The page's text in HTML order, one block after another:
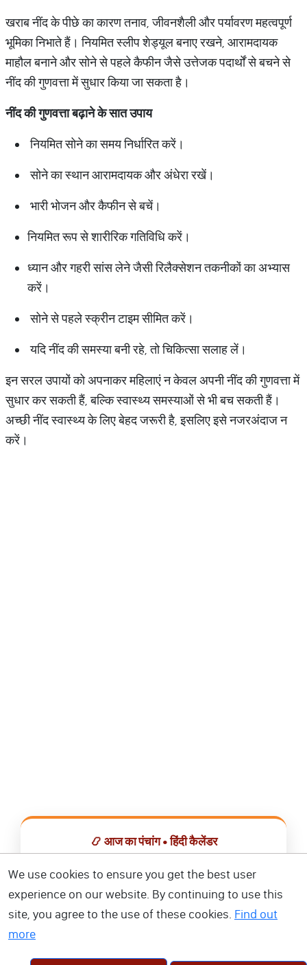
खराब नींद के पीछे का कारण तनाव, जीवनशैली और पर्यावरण महत्वपूर्ण
भूमिका निभाते हैं। नियमित स्लीप शेड्यूल बनाए रखने, आरामदायक
माहौल बनाने और सोने से पहले कैफीन जैसे उत्तेजक पदार्थों से बचने से
नींद की गुणवत्ता में सुधार किया जा सकता है।
नींद की गुणवत्ता बढ़ाने के सात उपाय
नियमित सोने का समय निर्धारित करें।
सोने का स्थान आरामदायक और अंधेरा रखें।
भारी भोजन और कैफीन से बचें।
नियमित रूप से शारीरिक गतिविधि करें।
ध्यान और गहरी सांस लेने जैसी रिलैक्सेशन तकनीकों का अभ्यास
करें।
सोने से पहले स्क्रीन टाइम सीमित करें।
यदि नींद की समस्या बनी रहे, तो चिकित्सा सलाह लें।
इन सरल उपायों को अपनाकर महिलाएं न केवल अपनी नींद की गुणवत्ता में
सुधार कर सकती हैं, बल्कि स्वास्थ्य समस्याओं से भी बच सकती हैं।
अच्छी नींद स्वास्थ्य के लिए बेहद जरूरी है, इसलिए इसे नजरअंदाज न
करें।
📿 आज का पंचांग • हिंदी कैलेंडर
📅 हिंदी कैलेंडर ऐप डाउनलोड करें
We use cookies to ensure you get the best user
experience on our website. By continuing to use this
site, you agree to the use of these cookies. Find out
more